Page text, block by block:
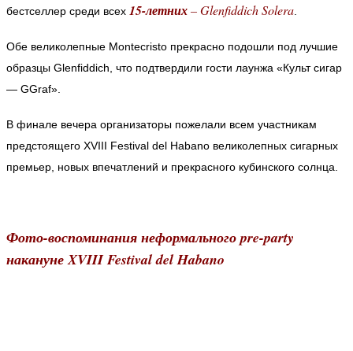
бестселлер среди всех 15-летних– Glenfiddich Solera
Обе великолепные Montecristo прекрасно подошли под лучшие
образцы Glenfiddich, что подтвердили гости лаунжа «Культ сигар
— GGraf».
В финале вечера организаторы пожелали всем участникам
предстоящего XVIII Festival del Habano великолепных сигарных
премьер, новых впечатлений и прекрасного кубинского солнца.
Фото-воспоминания неформального pre-party
накануне XVIII Festival del Habano